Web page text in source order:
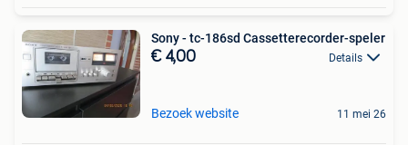
Sony - tc-186sd Cassetterecorder-speler
€ 4,00 Details
Bezoek website 11 mei 26